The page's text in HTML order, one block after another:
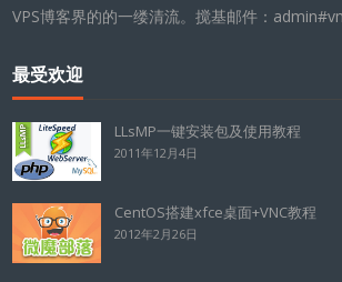
VPS博客界的的一缕清流。搅基邮件：
最受欢迎
LLsMP一键安装包及使用教程
2011年12月4日
CentOS搭建xfce桌面+VNC教程
2012年2月26日